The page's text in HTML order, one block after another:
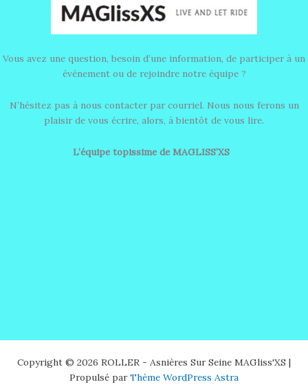
Vous avez une question, besoin d’une information, de participer à un
événement ou de rejoindre notre équipe ?
N’hésitez pas à nous contacter par courriel. Nous nous ferons un
plaisir de vous écrire, alors, à bientôt de vous lire.
L’équipe topissime de MAGLISS’XS
Copyright © 2026 ROLLER - Asnières Sur Seine MAGliss'XS |
Propulsé parThème WordPress Astra